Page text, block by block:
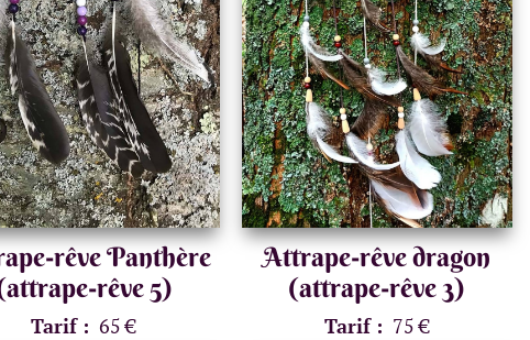
rêve Panthère
rêve 5)
Tarif : 65 €
Attrape-rêve dragon
(attrape-rêve 3)
Tarif : 75 €